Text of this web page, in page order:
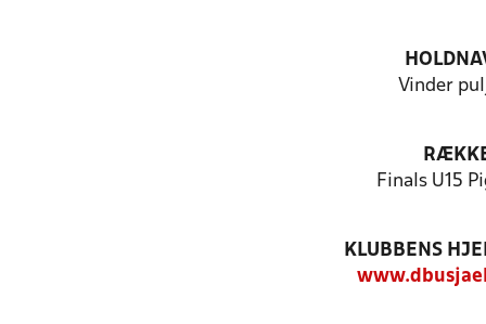
Vinder
Finals U15
KLUBBENS